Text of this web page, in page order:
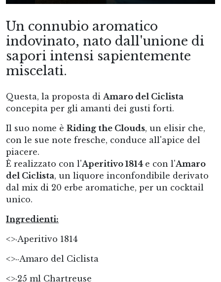
Un connubio aromatico
indovinato, nato dall'unione di
sapori intensi sapientemente
miscelati.
Questa, la proposta di Amaro del Ciclista
concepita per gli amanti dei gusti forti.
Il suo nome è Riding the Clouds, un elisir che,
con le sue note fresche, conduce all'apice del
piacere.
È realizzato con l'Aperitivo 1814 e con l'Amaro
del Ciclista, un liquore inconfondibile derivato
dal mix di 20 erbe aromatiche, per un cocktail
unico.
Ingredienti:
<>·Aperitivo 1814
<>··Amaro del Ciclista
<>·25 ml Chartreuse